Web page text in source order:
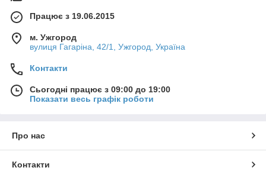
Працює з 19.06.2015
м. Ужгород
вулиця Гагаріна, 42/1, Ужгород, Україна
Контакти
Сьогодні працює з 09:00 до 19:00
Показати весь графік роботи
Про нас
Контакти